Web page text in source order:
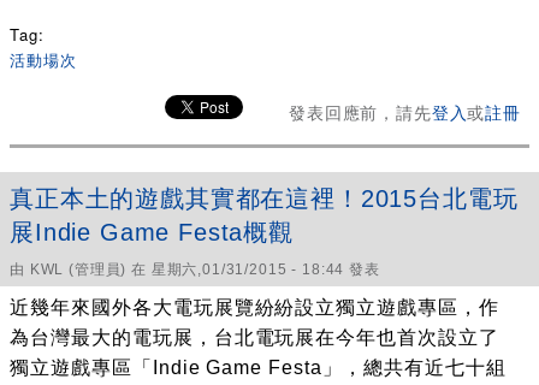
Tag:
活動場次
發表回應前，請先登入或註冊
真正本土的遊戲其實都在這裡！2015台北電玩
展Indie Game Festa概觀
由 KWL (管理員) 在 星期六,01/31/2015 - 18:44 發表
近幾年來國外各大電玩展覽紛紛設立獨立遊戲專區，作
為台灣最大的電玩展，台北電玩展在今年也首次設立了
獨立遊戲專區「Indie Game Festa」，總共有近七十組